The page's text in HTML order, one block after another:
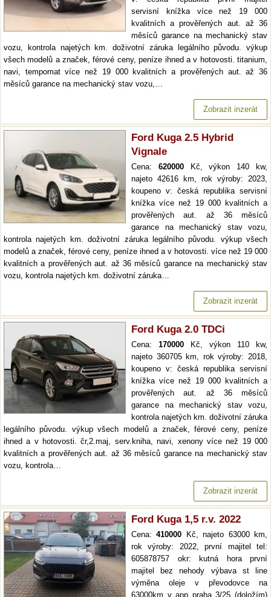
servisní knížka více než 19 000
kvalitních a prověřených aut. až 36
měsíců garance na mechanický stav
vozu, kontrola najetých km. doživotní záruka legálního původu. výkup
všech modelů a značek, férové ceny, peníze ihned a v hotovosti. titanium,
navi, tempomat více než 19 000 kvalitních a prověřených aut. až 36
měsíců garance na mechanický stav vozu,…
Zobrazit inzerát
Ford Kuga 2.5 Hybrid
Vignale
Cena: 620000Kč, výkon 140 kw,
najeto 42616 km, rok výroby: 2023,
koupeno v: česká republika servisní
knížka více než 19 000 kvalitních a
prověřených aut. až 36 měsíců
garance na mechanický stav vozu,
kontrola najetých km. doživotní záruka legálního původu. výkup všech
modelů a značek, férové ceny, peníze ihned a v hotovosti. více než 19 000
kvalitních a prověřených aut. až 36 měsíců garance na mechanický stav
vozu, kontrola najetých km. doživotní záruka…
Zobrazit inzerát
Ford Kuga 2.0 TDCi
Cena: 170000 Kč, výkon 110 kw,
najeto 360705 km, rok výroby: 2018,
koupeno v: česká republika servisní
knížka více než 19 000 kvalitních a
prověřených aut. až 36 měsíců
garance na mechanický stav vozu,
kontrola najetých km. doživotní záruka
legálního původu. výkup všech modelů a značek, férové ceny, peníze
ihned a v hotovosti. čr,2.maj, serv.kniha, navi, xenony více než 19 000
kvalitních a prověřených aut. až 36 měsíců garance na mechanický stav
vozu, kontrola…
Zobrazit inzerát
Ford Kuga 1,5 r.v. 2022
Cena:410000 Kč, najeto 63000 km,
rok výroby: 2022, první majitel tel:
605878757 okr: kutná hora první
majitel bez nehody výbava st line
výměna oleje v převodovce na
63000km v app praha 3/25 (doložím)